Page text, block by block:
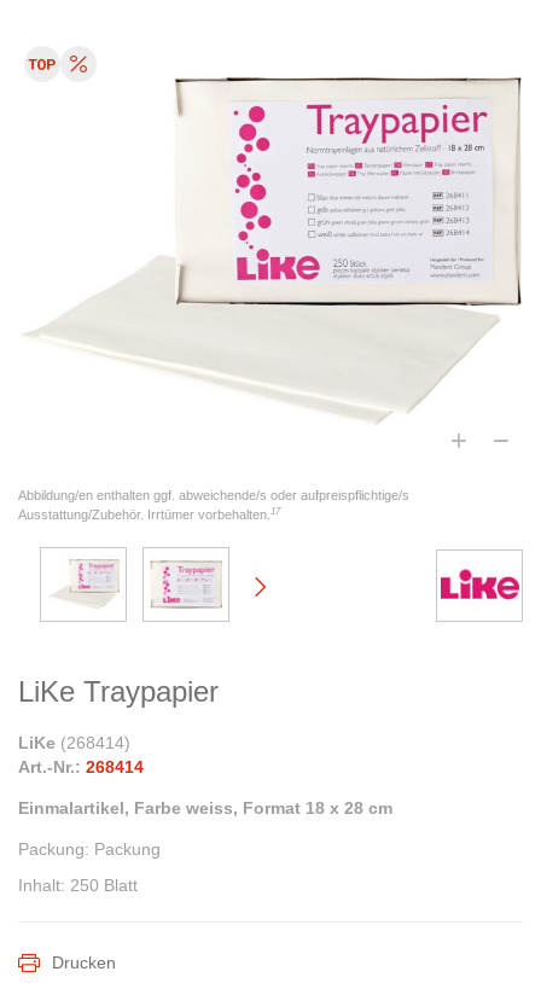
Abbildung/en enthalten ggf. abweichende/s oder aufpreispflichtige/s
Ausstattung/Zubehör. Irrtümer vorbehalten. 17
LiKe Traypapier
LiKe (268414)
Art.-Nr.: 268414
Einmalartikel, Farbe weiss, Format 18 x 28 cm
Packung: Packung
Inhalt: 250 Blatt
Drucken